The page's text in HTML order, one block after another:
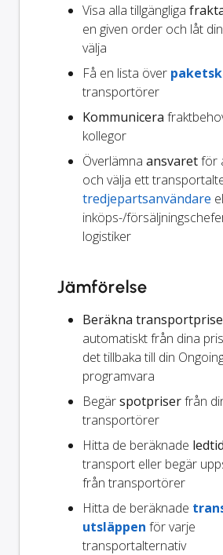
Visa alla tillgängliga
en given order och låt
välja
Få en lista över
transportörer
Kommunicera
kollegor
Överlämna ansvaretför
och välja ett
tredjepartsanvändare
inköps-/
logistiker
Jämförelse
Beräkna
automatiskt från dina
det tillbaka till din
programvara
Begärspotpriserfrån
transportörer
Hitta de beräknade
transport eller begär
från transportörer
Hitta de beräknade
utsläppen för varje
transportalternativ